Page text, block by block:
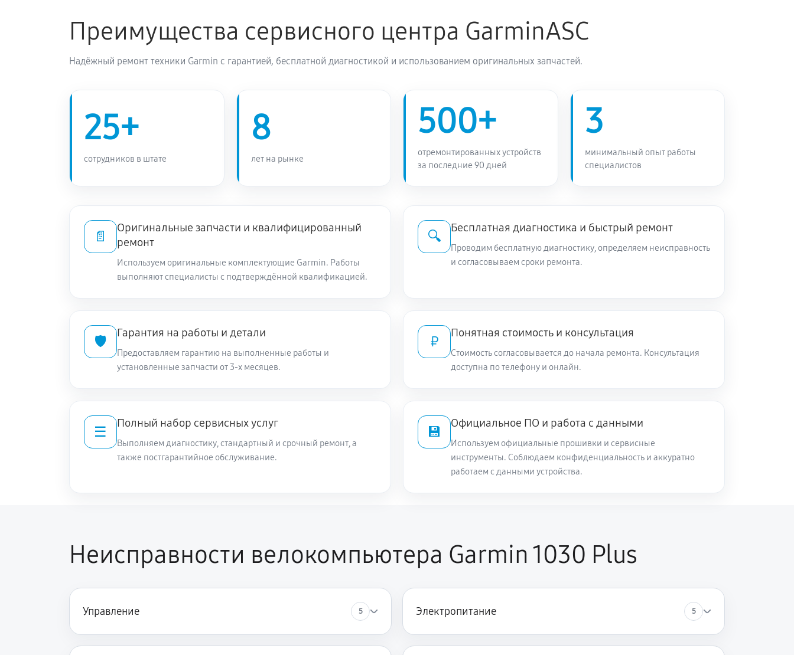
Преимущества сервисного центра GarminASC
Надёжный ремонт техники Garmin с гарантией, бесплатной диагностикой и использованием оригинальных запчастей.
25+
сотрудников в штате
8
лет на рынке
500+
отремонтированных устройств
за последние 90 дней
3
минимальный опыт работы
специалистов
📄
Оригинальные запчасти и квалифицированный
ремонт
Используем оригинальные комплектующие Garmin. Работы
выполняют специалисты с подтверждённой квалификацией.
🔍
Бесплатная диагностика и быстрый ремонт
Проводим бесплатную диагностику, определяем неисправность
и согласовываем сроки ремонта.
🛡️
Гарантия на работы и детали
Предоставляем гарантию на выполненные работы и
установленные запчасти от 3-х месяцев.
₽
Понятная стоимость и консультация
Стоимость согласовывается до начала ремонта. Консультация
доступна по телефону и онлайн.
☰
Полный набор сервисных услуг
Выполняем диагностику, стандартный и срочный ремонт, а
также постгарантийное обслуживание.
💾
Официальное ПО и работа с данными
Используем официальные прошивки и сервисные
инструменты. Соблюдаем конфиденциальность и аккуратно
работаем с данными устройства.
Неисправности велокомпьютера Garmin 1030 Plus
Управление 5 Электропитание 5